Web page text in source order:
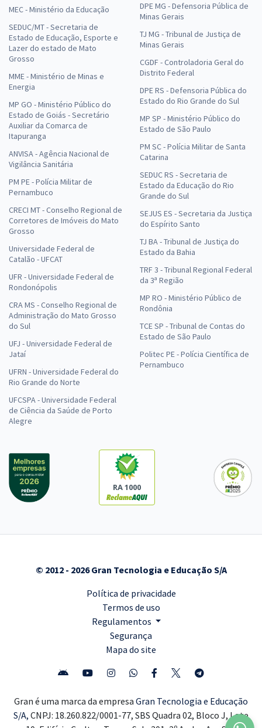
MEC - Ministério da Educação
SEDUC/MT - Secretaria de
Estado de Educação, Esporte e
Lazer do estado de Mato
Grosso
MME - Ministério de Minas e
Energia
MP GO - Ministério Público do
Estado de Goiás - Secretário
Auxiliar da Comarca de
Itapuranga
ANVISA - Agência Nacional de
Vigilância Sanitária
PM PE - Polícia Militar de
Pernambuco
CRECI MT - Conselho Regional de
Corretores de Imóveis do Mato
Grosso
Universidade Federal de
Catalão - UFCAT
UFR - Universidade Federal de
Rondonópolis
CRA MS - Conselho Regional de
Administração do Mato Grosso
do Sul
UFJ - Universidade Federal de
Jataí
UFRN - Universidade Federal do
Rio Grande do Norte
UFCSPA - Universidade Federal
de Ciência da Saúde de Porto
Alegre
DPE MG - Defensoria Pública de
Minas Gerais
TJ MG - Tribunal de Justiça de
Minas Gerais
CGDF - Controladoria Geral do
Distrito Federal
DPE RS - Defensoria Pública do
Estado do Rio Grande do Sul
MP SP - Ministério Público do
Estado de São Paulo
PM SC - Polícia Militar de Santa
Catarina
SEDUC RS - Secretaria de
Estado da Educação do Rio
Grande do Sul
SEJUS ES - Secretaria da Justiça
do Espírito Santo
TJ BA - Tribunal de Justiça do
Estado da Bahia
TRF 3 - Tribunal Regional Federal
da 3ª Região
MP RO - Ministério Público de
Rondônia
TCE SP - Tribunal de Contas do
Estado de São Paulo
Politec PE - Polícia Científica de
Pernambuco
RA 1000
© 2012 - 2026 Gran Tecnologia e Educação S/A
Política de privacidade
Termos de uso
Regulamentos
Segurança
Mapa do site
Gran é uma marca da empresa Gran Tecnologia e Educação
S/A, CNPJ: 18.260.822/0001-77, SBS Quadra 02, Bloco J, Lote